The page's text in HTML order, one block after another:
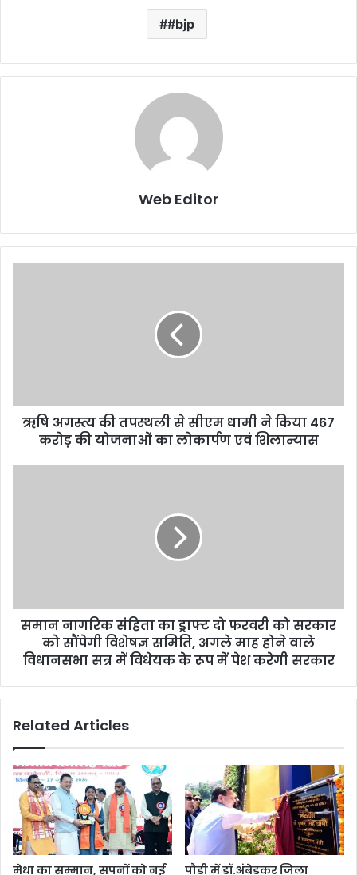
#bjp
Web Editor
ऋषि अगस्त्य की तपस्थली से सीएम धामी ने किया 467
करोड़ की योजनाओं का लोकार्पण एवं शिलान्यास
समान नागरिक संहिता का ड्राफ्ट दो फरवरी को सरकार
को सौंपेगी विशेषज्ञ समिति, अगले माह होने वाले
विधानसभा सत्र में विधेयक के रूप में पेश करेगी सरकार
Related Articles
मेधा का सम्मान, सपनों को नई पौड़ी में डॉ.अंबेडकर जिला